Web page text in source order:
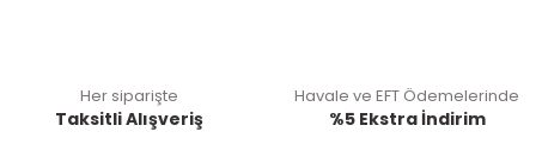
Her siparişte
Taksitli Alışveriş
Havale ve EFT Ödemelerinde
%5 Ekstra İndirim